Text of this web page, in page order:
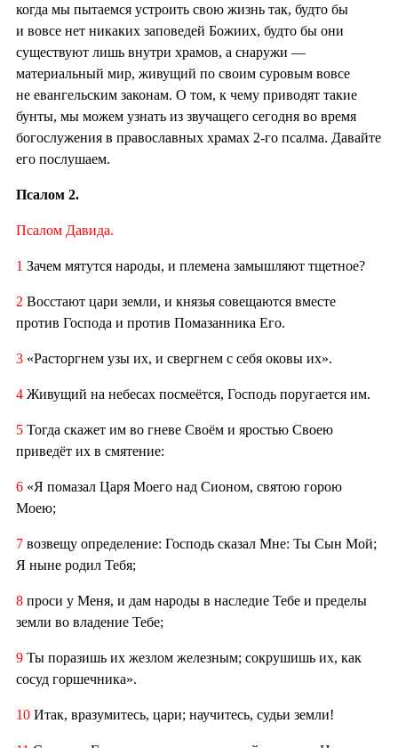
когда мы пытаемся устроить свою жизнь так, будто бы
и вовсе нет никаких заповедей Божиих, будто бы они
существуют лишь внутри храмов, а снаружи —
материальный мир, живущий по своим суровым вовсе
не евангельским законам. О том, к чему приводят такие
бунты, мы можем узнать из звучащего сегодня во время
богослужения в православных храмах 2-го псалма. Давайте
его послушаем.
Псалом 2.
Псалом Давида.
1 Зачем мятутся народы, и племена замышляют тщетное?
2 Восстают цари земли, и князья совещаются вместе
против Господа и против Помазанника Его.
3 «Расторгнем узы их, и свергнем с себя оковы их».
4 Живущий на небесах посмеётся, Господь поругается им.
5 Тогда скажет им во гневе Своём и яростью Своею
приведёт их в смятение:
6 «Я помазал Царя Моего над Сионом, святою горою
Моею;
7 возвещу определение: Господь сказал Мне: Ты Сын Мой;
Я ныне родил Тебя;
8 проси у Меня, и дам народы в наследие Тебе и пределы
земли во владение Тебе;
9 Ты поразишь их жезлом железным; сокрушишь их, как
сосуд горшечника».
10 Итак, вразумитесь, цари; научитесь, судьи земли!